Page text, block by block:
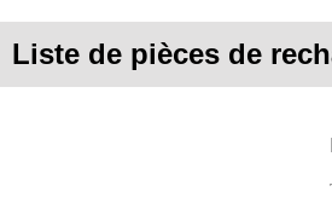
Liste de pièces de